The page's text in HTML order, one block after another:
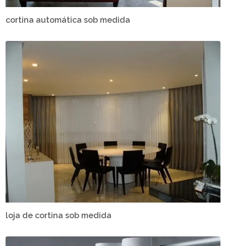
cortina automática sob medida
loja de cortina sob medida